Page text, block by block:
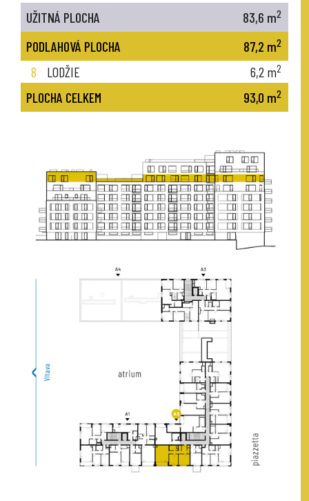
UŽITNÁ PLOCHA
83,6 m2
PODLAHOVÁ PLOCHA 87,2 m2
8 LODŽIE 6,2 m2
PLOCHA CELKEM 93,0 m2